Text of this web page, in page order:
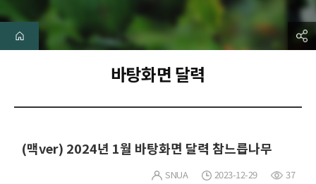
바탕화면 달력
(맥ver) 2024년 1월 바탕화면 달력 참느릅나무
SNUA 2023-12-29 37